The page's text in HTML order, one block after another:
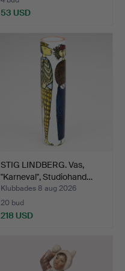
53 USD
STIG LINDBERG. Vas,
"Karneval", Studiohand…
Klubbades 8 aug 2026
20 bud
218 USD